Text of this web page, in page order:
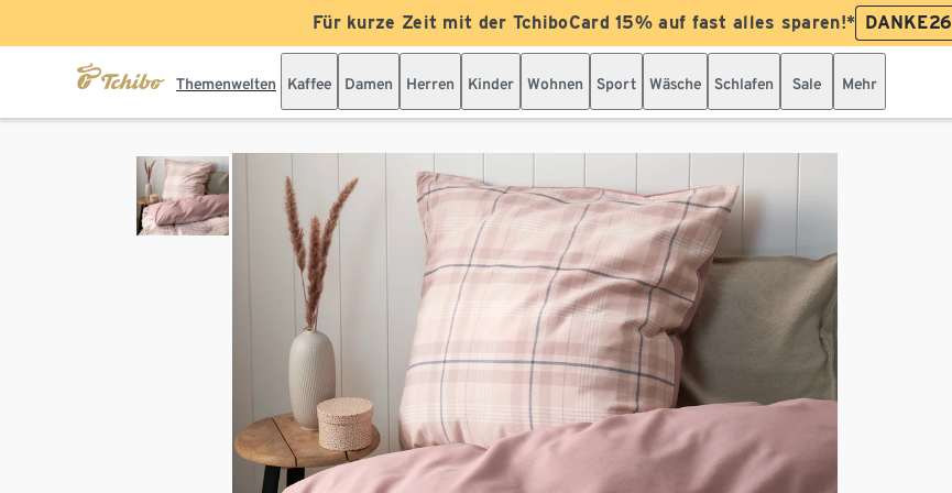
Für kurze Zeit mit der TchiboCard 15% auf fast alles sparen!* DANKE26
Themenwelten Kaffee Damen Herren Kinder Wohnen Sport Wäsche Schlafen Sale Mehr